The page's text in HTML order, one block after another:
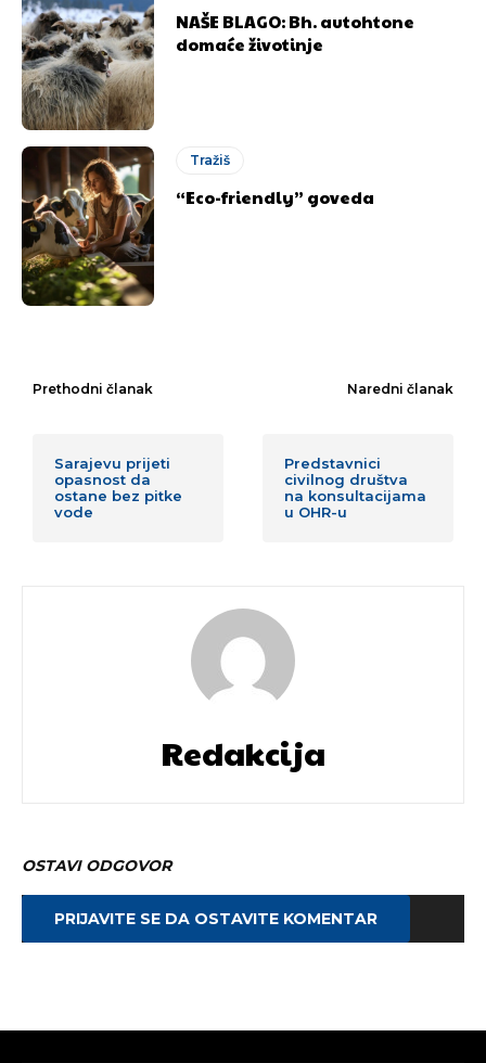
NAŠE BLAGO: Bh. autohtone
domaće životinje
Tražiš
“Eco-friendly” goveda
Prethodni članak
Sarajevu prijeti
opasnost da
ostane bez pitke
vode
Naredni članak
Predstavnici
civilnog društva
na konsultacijama
u OHR-u
Redakcija
OSTAVI ODGOVOR
PRIJAVITE SE DA OSTAVITE KOMENTAR